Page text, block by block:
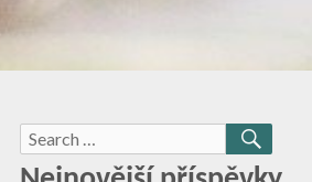
Search
for:
SEARCH